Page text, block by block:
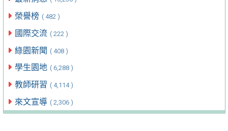
榮譽榜 ( 482 )
國際交流 ( 222 )
綠園新聞 ( 408 )
學生園地 ( 6,288 )
教師研習 ( 4,114 )
來文宣導 ( 2,306 )